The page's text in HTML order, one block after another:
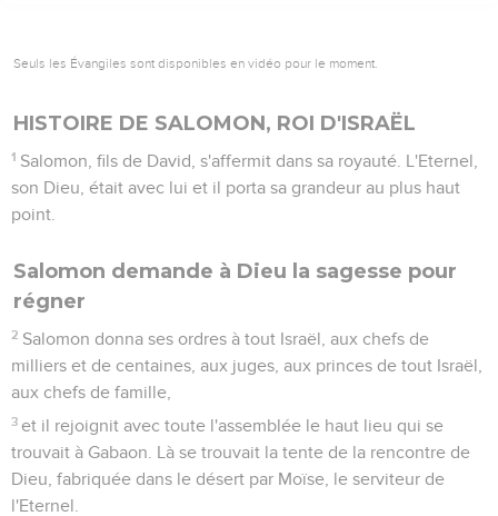
Seuls les Évangiles sont disponibles en vidéo pour le moment.
HISTOIRE DE SALOMON, ROI D'ISRAËL
1 Salomon, fils de David, s'affermit dans sa royauté. L'Eternel,
son Dieu, était avec lui et il porta sa grandeur au plus haut
point.
Salomon demande à Dieu la sagesse pour
régner
2 Salomon donna ses ordres à tout Israël, aux chefs de
milliers et de centaines, aux juges, aux princes de tout Israël,
aux chefs de famille,
3 et il rejoignit avec toute l'assemblée le haut lieu qui se
trouvait à Gabaon. Là se trouvait la tente de la rencontre de
Dieu, fabriquée dans le désert par Moïse, le serviteur de
l'Eternel.